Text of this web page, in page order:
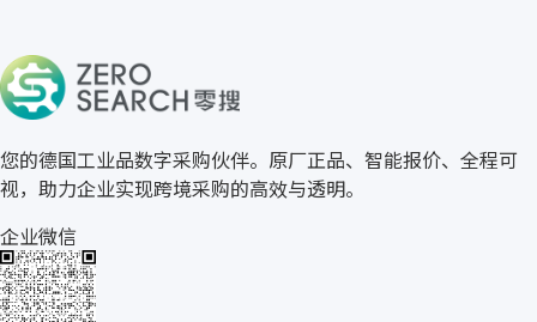
关于零搜
您的德国工业品数字采购伙伴。原厂正品、智能报价、全程可
视，助力企业实现跨境采购的高效与透明。
企业微信